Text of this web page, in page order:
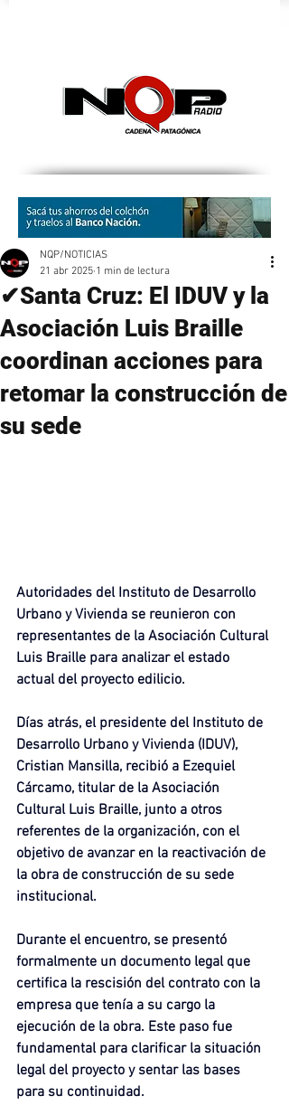
✔Santa Cruz: El IDUV y la
Asociación Luis Braille
coordinan acciones para
retomar la construcción de
su sede
NQP/NOTICIAS
21 abr 2025 1 min de lectura
Autoridades del Instituto de Desarrollo
Urbano y Vivienda se reunieron con
representantes de la Asociación Cultural
Luis Braille para analizar el estado
actual del proyecto edilicio.
Días atrás, el presidente del Instituto de
Desarrollo Urbano y Vivienda (IDUV),
Cristian Mansilla, recibió a Ezequiel
Cárcamo, titular de la Asociación
Cultural Luis Braille, junto a otros
referentes de la organización, con el
objetivo de avanzar en la reactivación de
la obra de construcción de su sede
institucional.
Durante el encuentro, se presentó
formalmente un documento legal que
certifica la rescisión del contrato con la
empresa que tenía a su cargo la
ejecución de la obra. Este paso fue
fundamental para clarificar la situación
legal del proyecto y sentar las bases
para su continuidad.